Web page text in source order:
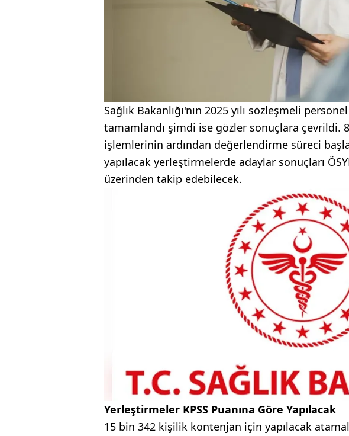
Sağlık Bakanlığı'nın 2025 yılı sözleşmeli
tamamlandı şimdi ise gözler sonuçlara çevrildi.
işlemlerinin ardından değerlendirme süreci
yapılacak yerleştirmelerde adaylar sonuçları
üzerinden takip edebilecek.
Yerleştirmeler KPSS Puanına Göre Yapılacak
15 bin 342 kişilik kontenjan için yapılacak